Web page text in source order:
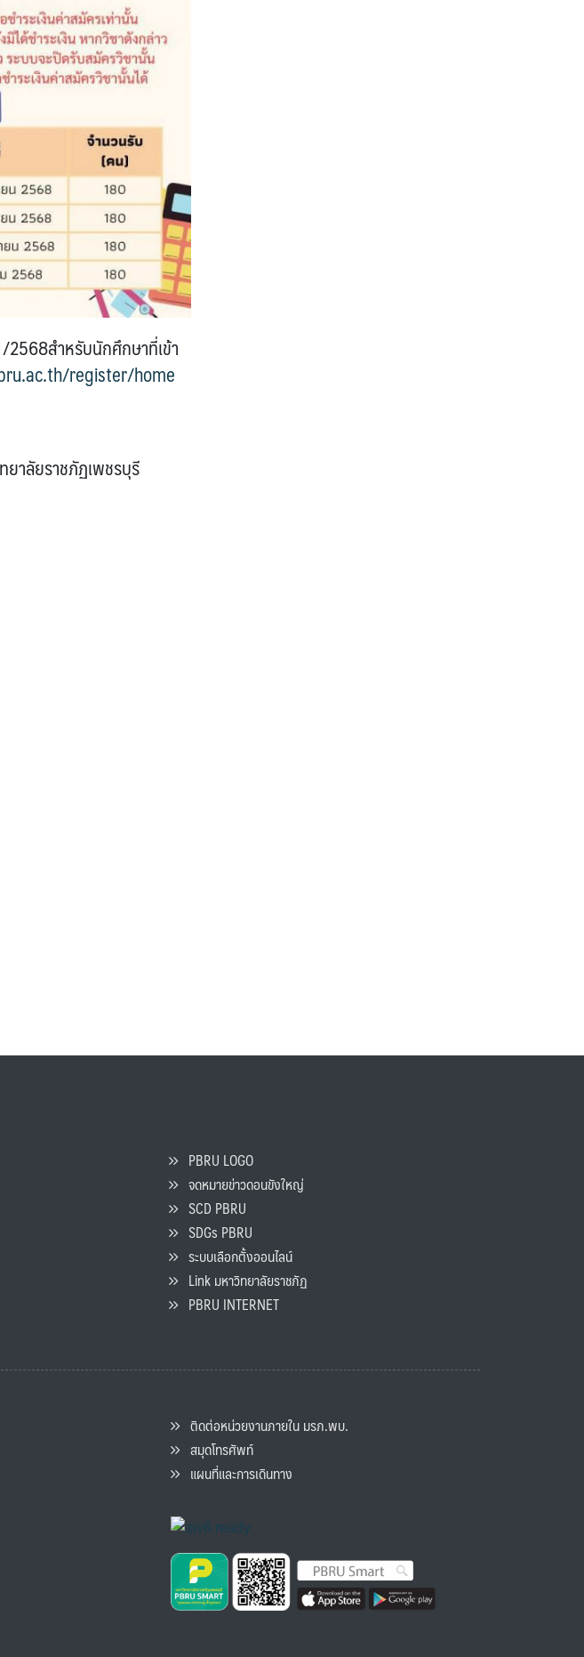
2568สำหรับนักศึกษาที่เข้า
register/home
ยาลัยราชภัฏเพชรบุรี
PBRU LOGO
จดหมายข่าวดอนขังใหญ่
SCD PBRU
SDGs PBRU
ระบบเลือกตั้งออนไลน์
Link มหาวิทยาลัยราชภัฏ
PBRU INTERNET
ติดต่อหน่วยงานภายใน มรภ.พบ.
สมุดโทรศัพท์
แผนที่และการเดินทาง